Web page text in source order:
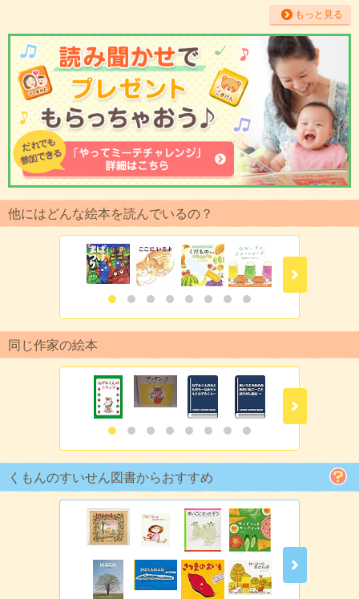
もっと見る
他にはどんな絵本を読んでいるの？
同じ作家の絵本
くもんのすいせん図書からおすすめ